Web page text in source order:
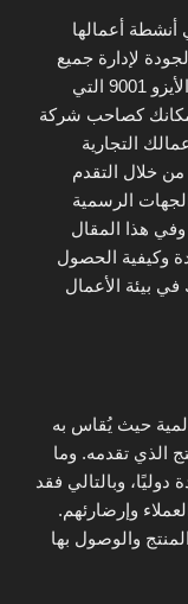
أعمالها
لإدارة جميع
العمليات بداخلها. وهذا ما توفره لنّا شهادة الأيزو 9001 التي
كصاحب شركة
التجارية
من خلال التقدم
على شهادة أيزو 9001 من الجهات الرسمية
وفي هذا المقال
وكيفية الحصول
بيئة الأعمال
العالمية حيث يُقاس به
الذي تقدمه. وما
دوليًا، وبالتالي فقد
وإرضارئهم.
والوصول بها